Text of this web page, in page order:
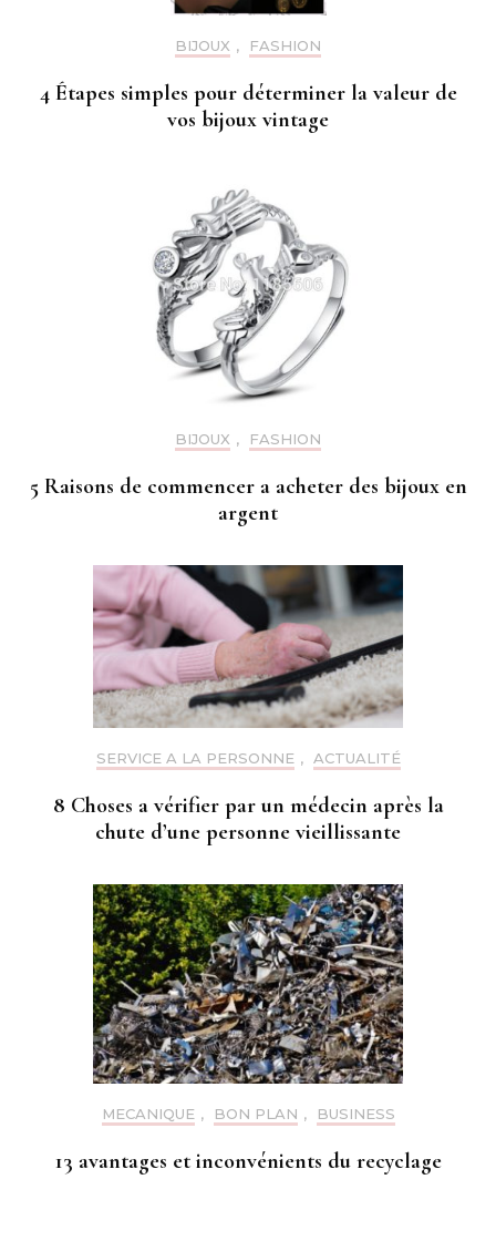
BIJOUX , FASHION
4 Étapes simples pour déterminer la valeur de
vos bijoux vintage
BIJOUX , FASHION
5 Raisons de commencer a acheter des bijoux en
argent
SERVICE A LA PERSONNE , ACTUALITÉ
8 Choses a vérifier par un médecin après la
chute d’une personne vieillissante
MECANIQUE , BON PLAN , BUSINESS
13 avantages et inconvénients du recyclage